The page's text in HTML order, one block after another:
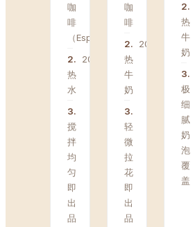
咖
啡
（Espresso）
2.
200ml
热
水
3.
搅
拌
均
匀
即
出
品
咖
啡
2.
200ml
热
牛
奶
3.
轻
微
拉
花
即
出
品
2.
热
牛
奶
3.
极
细
腻
奶
泡
覆
盖